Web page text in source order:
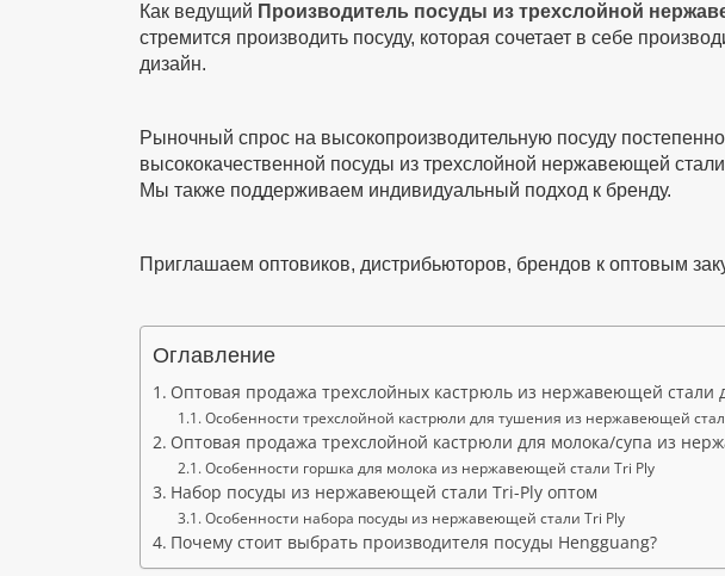
Как ведущий Производитель посуды из трехслойной
стремится производить посуду, которая сочетает в себе
дизайн.
Рыночный спрос на высокопроизводительную посуду
высококачественной посуды из трехслойной нержавеющей
Мы также поддерживаем индивидуальный подход к бренду.
Приглашаем оптовиков, дистрибьюторов, брендов к оптовым
Оглавление
Оптовая продажа трехслойных кастрюль из нержавеющей стали
Особенности трехслойной кастрюли для тушения из нержавеющей
Оптовая продажа трехслойной кастрюли для молока/супа из
Особенности горшка для молока из нержавеющей стали Tri Ply
Набор посуды из нержавеющей стали Tri-Ply оптом
Особенности набора посуды из нержавеющей стали Tri Ply
Почему стоит выбрать производителя посуды Hengguang?